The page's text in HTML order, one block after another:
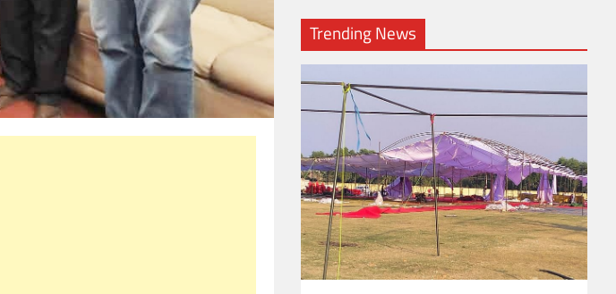
Trending News
महत्वाच्या बातम्या
What Is a Front-End Developer?
How to Become One, Salary, Skills